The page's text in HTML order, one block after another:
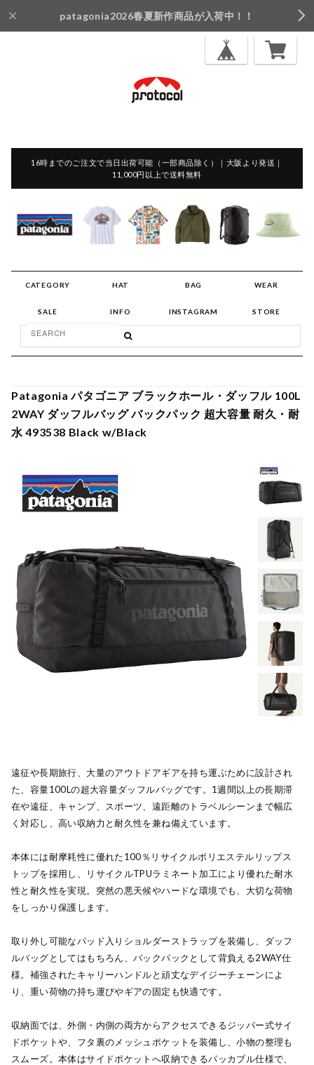
patagonia2026春夏新作商品が入荷中！！
16時までのご注文で当日出荷可能（一部商品除く）｜大阪より発送｜
11,000円以上で送料無料
CATEGORY HAT BAG WEAR
SALE INFO INSTAGRAM STORE
Patagonia パタゴニア ブラックホール・ダッフル 100L
2WAY ダッフルバッグ バックパック 超大容量 耐久・耐
水 493538 Black w/Black
遠征や長期旅行、大量のアウトドアギアを持ち運ぶために設計され
た、容量100Lの超大容量ダッフルバッグです。1週間以上の長期滞
在や遠征、キャンプ、スポーツ、遠距離のトラベルシーンまで幅広
く対応し、高い収納力と耐久性を兼ね備えています。
本体には耐摩耗性に優れた100％リサイクルポリエステルリップス
トップを採用し、リサイクルTPUラミネート加工により優れた耐水
性と耐久性を実現。突然の悪天候やハードな環境でも、大切な荷物
をしっかり保護します。
取り外し可能なパッド入りショルダーストラップを装備し、ダッフ
ルバッグとしてはもちろん、バックパックとして背負える2WAY仕
様。補強されたキャリーハンドルと頑丈なデイジーチェーンによ
り、重い荷物の持ち運びやギアの固定も快適です。
収納面では、外側・内側の両方からアクセスできるジッパー式サイ
ドポケットや、フタ裏のメッシュポケットを装備し、小物の整理も
スムーズ。本体はサイドポケットへ収納できるパッカブル仕様で、